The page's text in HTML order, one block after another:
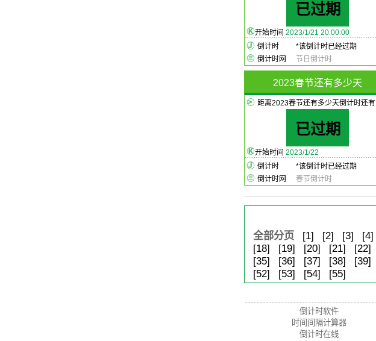
已过期
开始时间 2023/1/21 20:00:00
倒计时
*该倒计时已经过期
倒计时网
节日倒计时
2023春节还有多少天
距离2023春节还有多少天倒计时还有
已过期
开始时间 2023/1/22
倒计时
*该倒计时已经过期
倒计时网
春节倒计时
全部分页 [1] [2] [3] [4]
[18]
[19] [20] [21] [22]
[35]
[36] [37] [38] [39]
[52]
[53] [54] [55]
倒计时软件
时间间隔计算器
倒计时在线